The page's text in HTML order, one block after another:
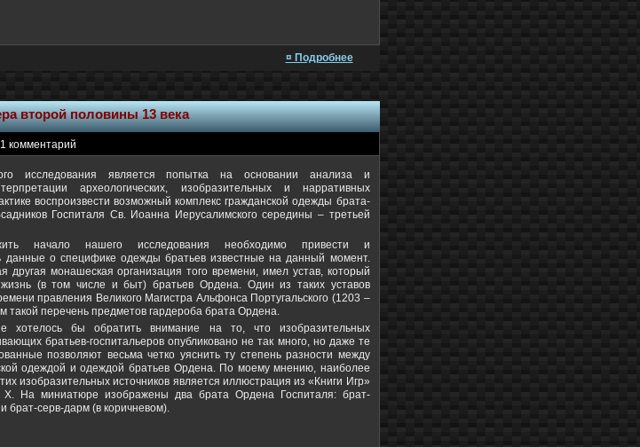
¤ Подробнее
второй половины 13 века
1 комментарий
исследования является попытка на основании анализа и
археологических, изобразительных и нарративных
воспроизвести возможный комплекс гражданской одежды брата-
Госпиталя Св. Иоанна Иерусалимского середины – третьей
начало нашего исследования необходимо привести и
данные о специфике одежды братьев известные на данный момент.
другая монашеская организация того времени, имел устав, который
жизнь (в том числе и быт) братьев Ордена. Один из таких уставов
правления Великого Магистра Альфонса Португальского (1203 –
такой перечень предметов гардероба брата Ордена.
хотелось бы обратить внимание на то, что изобразительных
братьев-госпитальеров опубликовано не так много, но даже те
позволяют весьма четко уяснить ту степень разности между
одеждой и одеждой братьев Ордена. По моему мнению, наиболее
изобразительных источников является иллюстрация из «Книги Игр»
Х. На миниатюре изображены два брата Ордена Госпиталя: брат-
брат-серв-дарм (в коричневом).